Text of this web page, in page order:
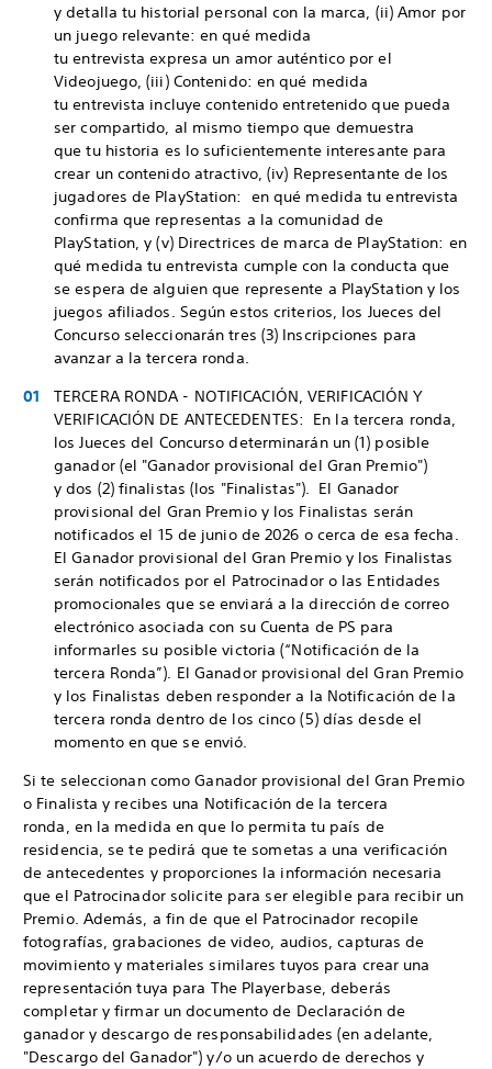
y detalla tu historial personal con la marca, (ii) Amor por
un juego relevante: en qué medida
tu entrevista expresa un amor auténtico por el
Videojuego, (iii) Contenido: en qué medida
tu entrevista incluye contenido entretenido que pueda
ser compartido, al mismo tiempo que demuestra
que tu historia es lo suficientemente interesante para
crear un contenido atractivo, (iv) Representante de los
jugadores de PlayStation: en qué medida tu entrevista
confirma que representas a la comunidad de
PlayStation, y (v) Directrices de marca de PlayStation: en
qué medida tu entrevista cumple con la conducta que
se espera de alguien que represente a PlayStation y los
juegos afiliados. Según estos criterios, los Jueces del
Concurso seleccionarán tres (3) Inscripciones para
avanzar a la tercera ronda.
TERCERA RONDA - NOTIFICACIÓN, VERIFICACIÓN Y
VERIFICACIÓN DE ANTECEDENTES: En la tercera ronda,
los Jueces del Concurso determinarán un (1) posible
ganador (el "Ganador provisional del Gran Premio")
y dos (2) finalistas (los "Finalistas"). El Ganador
provisional del Gran Premio y los Finalistas serán
notificados el 15 de junio de 2026 o cerca de esa fecha.
El Ganador provisional del Gran Premio y los Finalistas
serán notificados por el Patrocinador o las Entidades
promocionales que se enviará a la dirección de correo
electrónico asociada con su Cuenta de PS para
informarles su posible victoria (“Notificación de la
tercera Ronda”). El Ganador provisional del Gran Premio
y los Finalistas deben responder a la Notificación de la
tercera ronda dentro de los cinco (5) días desde el
momento en que se envió.
Si te seleccionan como Ganador provisional del Gran Premio
o Finalista y recibes una Notificación de la tercera
ronda, en la medida en que lo permita tu país de
residencia, se te pedirá que te sometas a una verificación
de antecedentes y proporciones la información necesaria
que el Patrocinador solicite para ser elegible para recibir un
Premio. Además, a fin de que el Patrocinador recopile
fotografías, grabaciones de video, audios, capturas de
movimiento y materiales similares tuyos para crear una
representación tuya para The Playerbase, deberás
completar y firmar un documento de Declaración de
ganador y descargo de responsabilidades (en adelante,
"Descargo del Ganador") y/o un acuerdo de derechos y